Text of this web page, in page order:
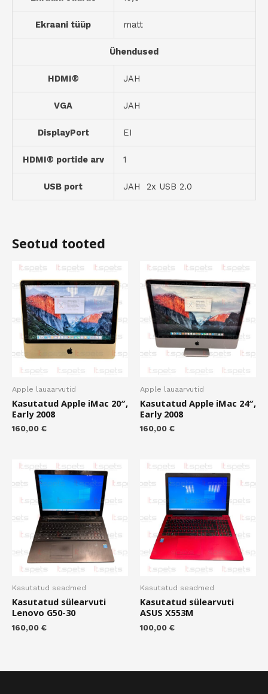
Ekraani tüüp matt
Ühendused
HDMI® JAH
VGA JAH
DisplayPort EI
HDMI® portide arv 1
USB port JAH 2x USB 2.0
Seotud tooted
Apple lauaarvutid
Kasutatud Apple iMac 20″,
Early 2008
160,00 €
Apple lauaarvutid
Kasutatud Apple iMac 24″,
Early 2008
160,00 €
Kasutatud seadmed
Kasutatud sülearvuti
Lenovo G50-30
160,00 €
Kasutatud seadmed
Kasutatud sülearvuti
ASUS X553M
100,00 €